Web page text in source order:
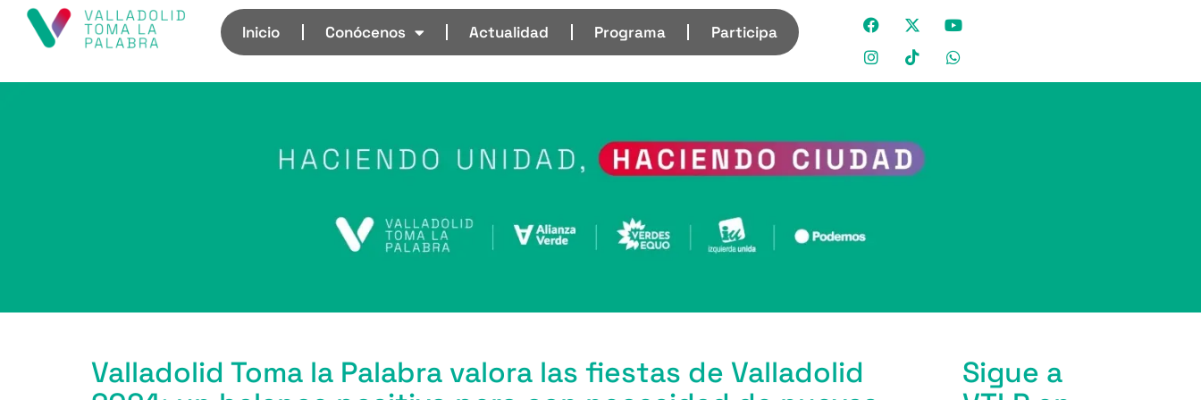
Inicio Conócenos Actualidad Programa Participa
Valladolid Toma la Palabra valora las fiestas de Valladolid
Sigue a